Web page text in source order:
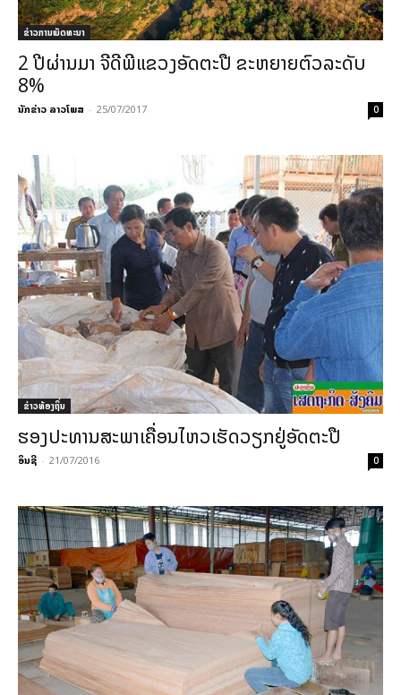
ຂ່າວການພັດທະນາ
2 ປີຜ່ານມາ ຈີດີພີແຂວງອັດຕະປື ຂະຫຍາຍຕົວລະດັບ
8%
ນັກຂ່າວ ລາວໂພສ - 25/07/2017 0
ຂ່າວທ້ອງຖິ່ນ
ຮອງປະທານສະພາເຄື່ອນໄຫວເຮັດວຽກຢູ່ອັດຕະປື
ອິນຊີ - 21/07/2016 0